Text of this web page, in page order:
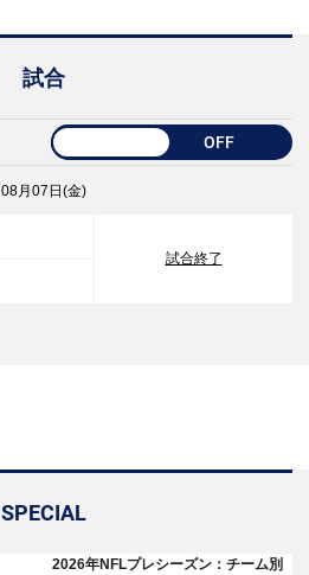
試合
OFF
08月07日(金)
試合終了
SPECIAL
2026年NFLプレシーズン：チーム別